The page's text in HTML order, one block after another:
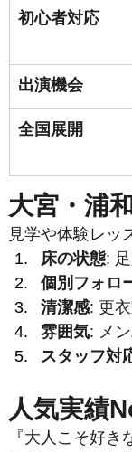
初心者対応
出演機会
全国展開
大宮・浦
見学や体験レッ
床の状態:
個別フォロ
清潔感: 更
雰囲気: メ
スタッフ対
人気実績
『大人こそ好